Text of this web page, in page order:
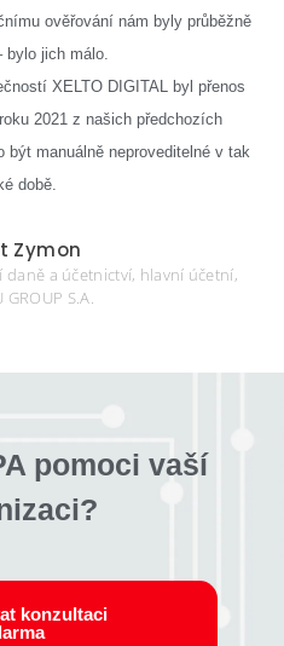
Zymon
a účetnictví, hlavní účetní,
GROUP S.A.
ověřování nám byly průběžně
bylo jich málo.
XELTO DIGITAL byl přenos
2021 z našich předchozích
manuálně neproveditelné v tak
době.
pomoci vaší
konzultaci